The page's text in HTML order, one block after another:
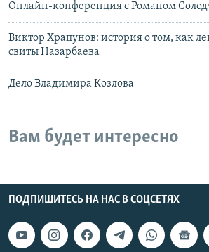
Онлайн-конференция c Романом
Виктор Храпунов: история о том, как
свиты Назарбаева
Дело Владимира Козлова
Вам будет интересно
ПОДПИШИТЕСЬ НА НАС В СОЦСЕТЯХ